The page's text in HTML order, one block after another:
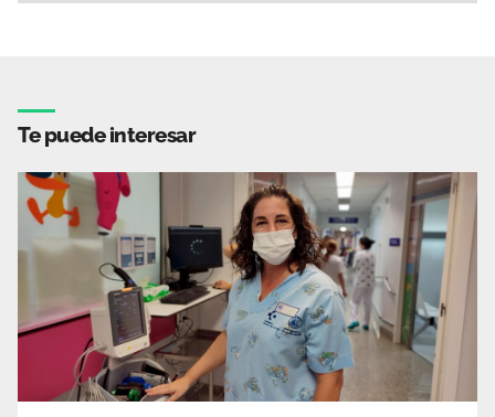
Te puede interesar